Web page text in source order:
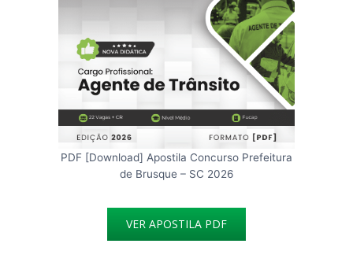
PDF [Download] Apostila Concurso Prefeitura
de Brusque – SC 2026
VER APOSTILA PDF